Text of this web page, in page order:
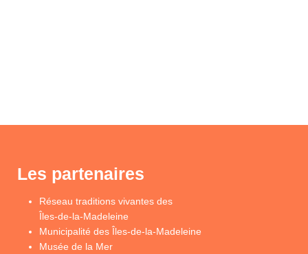
Les partenaires
Réseau traditions vivantes des
Îles-de-la-Madeleine
Municipalité des Îles-de-la-Madeleine
Musée de la Mer